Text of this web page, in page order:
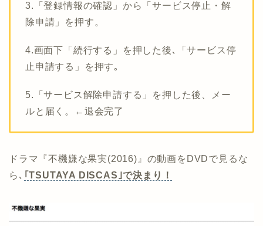
3.「登録情報の確認」から「サービス停止・解
除申請」を押す。
4.画面下「続行する」を押した後､「サービス停
止申請する」を押す｡
5.「サービス解除申請する」を押した後、メー
ルと届く。←退会完了
ドラマ『不機嫌な果実(2016)』の動画をDVDで見るな
ら､ ｢TSUTAYA DISCAS｣で決まり！